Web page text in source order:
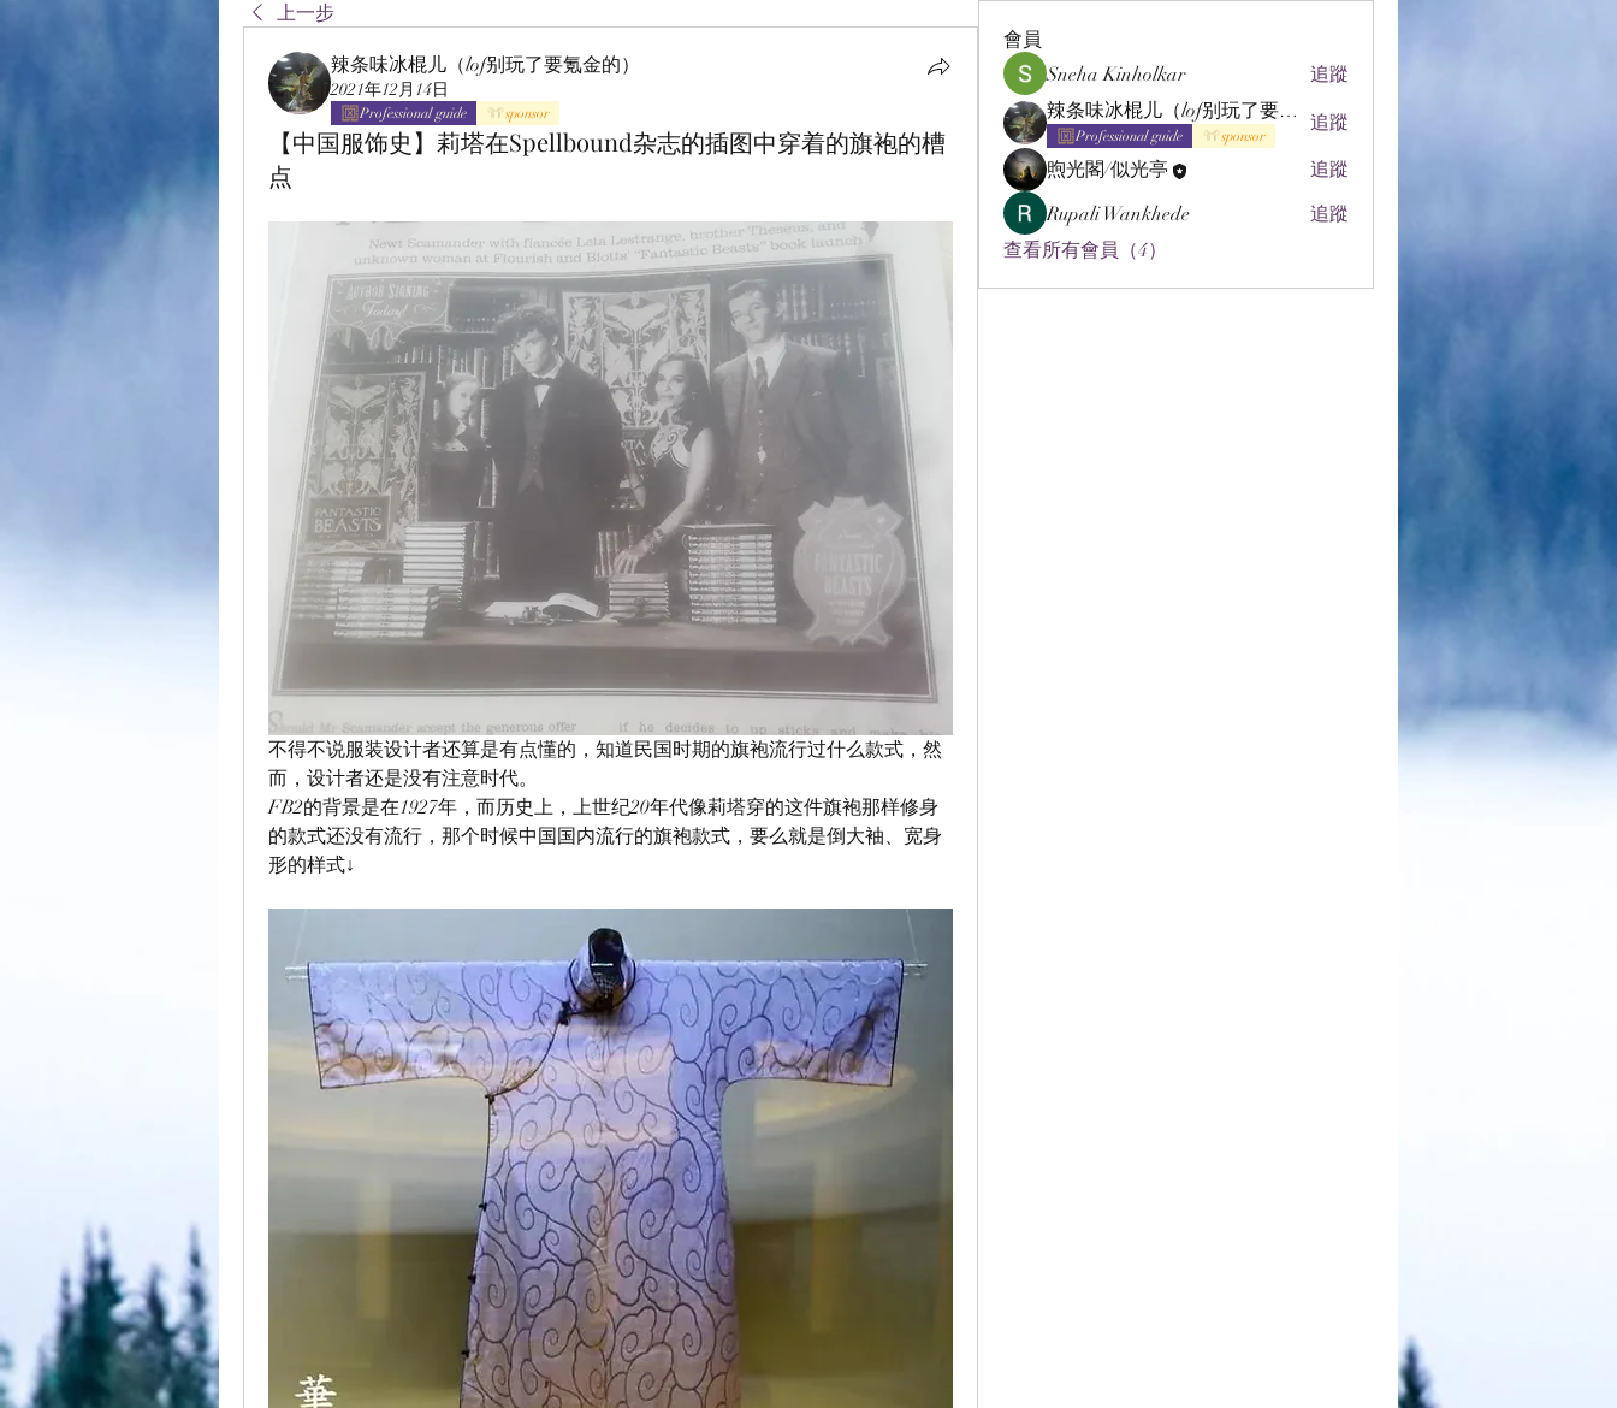
上一步
辣条味冰棍儿（lof别玩了要氪金的）
2021年12月14日
Professional guide sponsor
【中国服饰史】莉塔在Spellbound杂志的插图中穿着的旗袍的槽
点
不得不说服装设计者还算是有点懂的，知道民国时期的旗袍流行过什么款式，然
而，设计者还是没有注意时代。
FB2的背景是在1927年，而历史上，上世纪20年代像莉塔穿的这件旗袍那样修身
的款式还没有流行，那个时候中国国内流行的旗袍款式，要么就是倒大袖、宽身
形的样式↓
會員
Sneha Kinholkar
追蹤
辣条味冰棍儿（lof别玩了要氪金的）
Professional guide sponsor
追蹤
煦光閣/似光亭
追蹤
Rupali Wankhede
追蹤
查看所有會員（4）